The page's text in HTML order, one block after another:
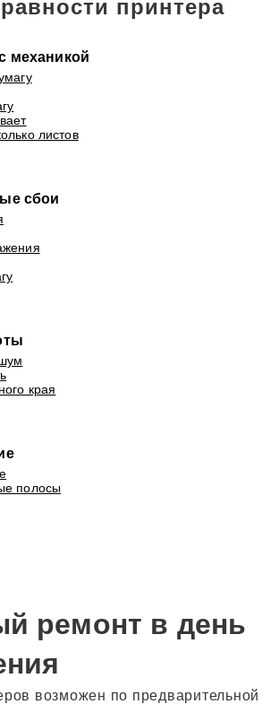
принтера
механикой
листов
сбои
края
полосы
ремонт в день
возможен по предварительной